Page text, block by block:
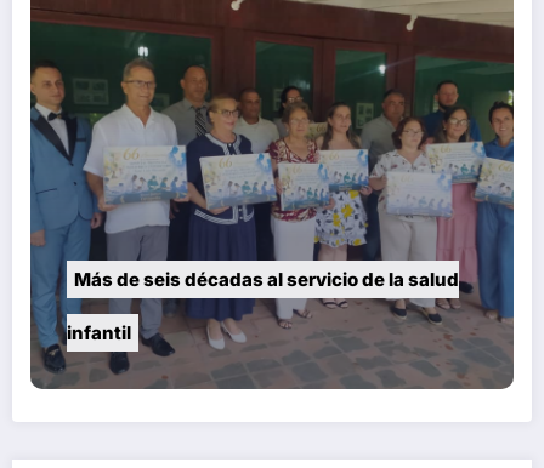
Más de seis décadas al servicio de la salud
infantil